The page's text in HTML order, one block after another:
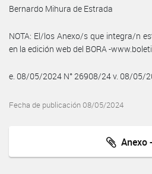
Bernardo Mihura de Estrada
NOTA: El/los Anexo/s que integra/n
en la edición web del BORA -
e. 08/05/2024 N° 26908/24 v. 08/05/
Fecha de publicación 08/05/2024
Anexo